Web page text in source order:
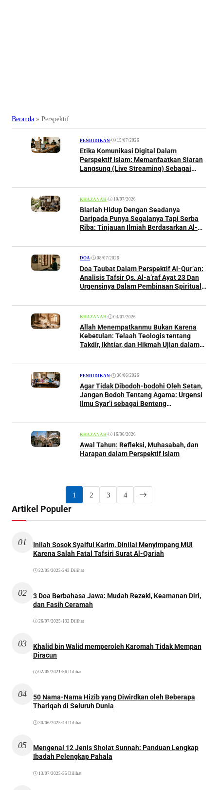
Beranda » Perspektif
PENDIDIKAN• 15/07/2026
Etika Komunikasi Digital Dalam
Perspektif Islam: Memanfaatkan Siaran
Langsung (Live Streaming) Sebagai
KHAZANAH• 10/07/2026
Biarlah Hidup Dengan Seadanya
Daripada Punya Segalanya Tapi Serba
Riba: Tinjauan Ilmiah Berdasarkan Al-
Ekonomi Islam
DOA• 08/07/2026
Doa Taubat Dalam Perspektif Al-Qur’an:
Analisis Tafsir Qs. Al-a’raf Ayat 23 Dan
Urgensinya Dalam Pembinaan Spiritual
KHAZANAH• 04/07/2026
Allah Menempatkanmu Bukan Karena
Kebetulan: Telaah Teologis tentang
Takdir, Ikhtiar, dan Hikmah Ujian dalam
PENDIDIKAN• 30/06/2026
Agar Tidak Dibodoh-bodohi Oleh Setan,
Jangan Bodoh Tentang Agama: Urgensi
Ilmu Syar’i sebagai Benteng
Perspektif Al-Qur’an dan As-Sunnah
KHAZANAH• 16/06/2026
Awal Tahun: Refleksi, Muhasabah, dan
Harapan dalam Perspektif Islam
1 2 3 4
Artikel Populer
01
Inilah Sosok Syaiful Karim, Dinilai Menyimpang MUI
Karena Salah Fatal Tafsiri Surat Al-Qariah
22/05/2025 •243 Dilihat
02
3 Doa Berbahasa Jawa: Mudah Rezeki, Keamanan Diri,
dan Fasih Ceramah
26/07/2025 •132 Dilihat
03
Khalid bin Walid memperoleh Karomah Tidak Mempan
Diracun
02/09/2021 •56 Dilihat
04
50 Nama-Nama Hizib yang Diwirdkan oleh Beberapa
Thariqah di Seluruh Dunia
30/06/2025 •44 Dilihat
05
Mengenal 12 Jenis Sholat Sunnah: Panduan Lengkap
Ibadah Pelengkap Pahala
13/07/2025 •35 Dilihat